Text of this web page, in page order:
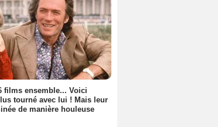
films ensemble... Voici
tourné avec lui ! Mais leur
de manière houleuse